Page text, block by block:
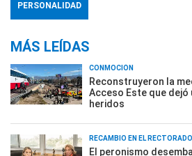
PERSONALIDAD
MÁS LEÍDAS
CONMOCIÓN
Reconstruyeron la
Acceso Este que dejó
heridos
RECAMBIO EN EL RECTORADO
El peronismo